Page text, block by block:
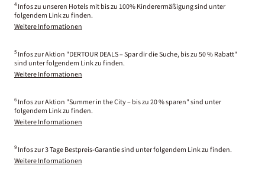
4 Infos zu unseren Hotels mit bis zu 100% Kinderermäßigung sind unter
folgendem Link zu finden.
Weitere Informationen
5 Infos zur Aktion "DERTOUR DEALS – Spar dir die Suche, bis zu 50 % Rabatt"
sind unter folgendem Link zu finden.
Weitere Informationen
6 Infos zur Aktion "Summer in the City – bis zu 20 % sparen" sind unter
folgendem Link zu finden.
Weitere Informationen
9 Infos zur 3 Tage Bestpreis-Garantie sind unter folgendem Link zu finden.
Weitere Informationen